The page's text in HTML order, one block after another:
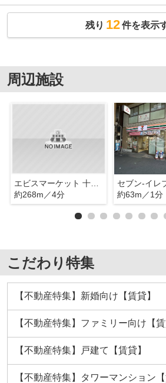
残り 12件を表示
周辺施設
エビスマーケット 十三筋店
約268m／4分
約63m／1分
こだわり特集
【不動産特集】新婚向け【賃貸】
【不動産特集】ファミリー向け【賃
【不動産特集】戸建て【賃貸】
【不動産特集】タワーマンション【